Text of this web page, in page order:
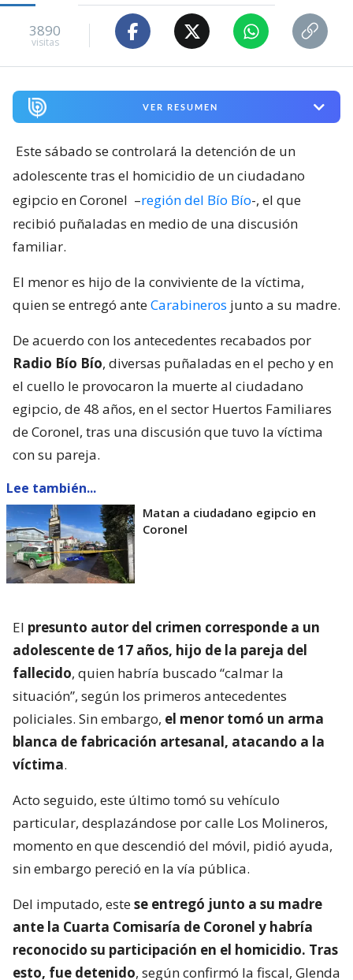
3890
visitas
VER RESUMEN
Este sábado se controlará la detención de un
adolescente tras el homicidio de un ciudadano
egipcio en Coronel –región del Bío Bío-, el que
recibió puñaladas en medio de una discusión
familiar.
El menor es hijo de la conviviente de la víctima,
quien se entregó anteCarabineros junto a su madre.
De acuerdo con los antecedentes recabados por
Radio Bío Bío, diversas puñaladas en el pecho y en
el cuello le provocaron la muerte al ciudadano
egipcio, de 48 años, en el sector Huertos Familiares
de Coronel, tras una discusión que tuvo la víctima
con su pareja.
Lee también...
Matan a ciudadano egipcio en
Coronel
El presunto autor del crimen corresponde a un
adolescente de 17 años, hijo de la pareja del
fallecido, quien habría buscado “calmar la
situación”, según los primeros antecedentes
policiales. Sin embargo, el menor tomó un arma
blanca de fabricación artesanal, atacando a la
víctima.
Acto seguido, este último tomó su vehículo
particular, desplazándose por calle Los Molineros,
momento en que descendió del móvil, pidió ayuda,
sin embargo pereció en la vía pública.
Del imputado, estese entregó junto a su madre
ante la Cuarta Comisaría de Coronel y habría
reconocido su participación en el homicidio. Tras
esto, fue detenido, según confirmó la fiscal, Glenda